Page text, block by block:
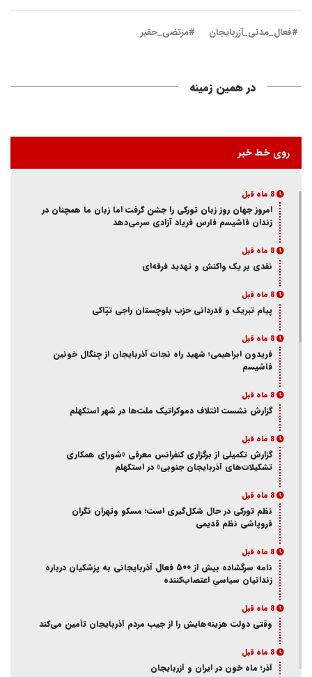
#فعال_مدنی_آزربایجان #مرتضی_حقیر
در همین زمینه
روی خط خبر
8 ماه قبل
امروز جهان روز زبان تورکی را جشن گرفت اما زبان ما همچنان در
زندان فاشیسم فارس فریاد آزادی سر‌می‌دهد
8 ماه قبل
نقدی بر یک واکنش و‌ تهدید فرقه‌ای
8 ماه قبل
پیام تبریک و قدردانی حزب بلوچستان راجی تپّاکی
8 ماه قبل
فریدون ابراهیمی؛ شهید راه نجات آذربایجان از چنگال خونین
فاشیسم
8 ماه قبل
گزارش نشست ائتلاف دموکراتیک ملت‌ها در شهر استکهلم
8 ماه قبل
گزارش تکمیلی از برگزاری کنفرانس معرفی «شورای همکاری
تشکیلات‌های آذربایجان جنوبی» در استکهلم
8 ماه قبل
نظم تورکی در حال شکل‌گیری است؛ مسکو وتهران نگران
فروپاشی نظم قدیمی
8 ماه قبل
نامه سرگشاده بیش از ۵۰۰ فعال آذربایجانی به پزشکیان درباره
زندانیان سیاسیِ اعتصاب‌کننده
8 ماه قبل
وقتی دولت هزینه‌هایش را از جیب مردم آذربایجان تأمین می‌کند
8 ماه قبل
آذر؛ ماه خون در ایران و آزربایجان